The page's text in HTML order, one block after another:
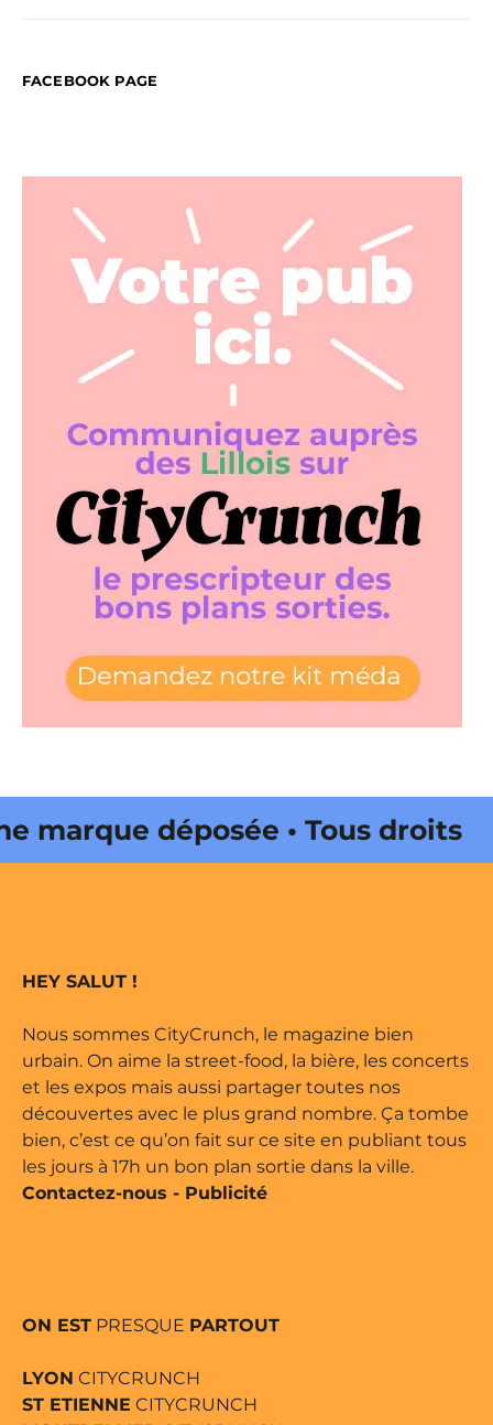
FACEBOOK PAGE
déposée • Tous droits
par Buena Onda Web •
HEY SALUT !
Nous sommes CityCrunch, le magazine bien
urbain. On aime la street-food, la bière, les concerts
et les expos mais aussi partager toutes nos
découvertes avec le plus grand nombre. Ça tombe
bien, c’est ce qu’on fait sur ce site en publiant tous
les jours à 17h un bon plan sortie dans la ville.
Contactez-nous - Publicité
ON EST PRESQUE PARTOUT
LYON CITYCRUNCH
ST ETIENNE CITYCRUNCH